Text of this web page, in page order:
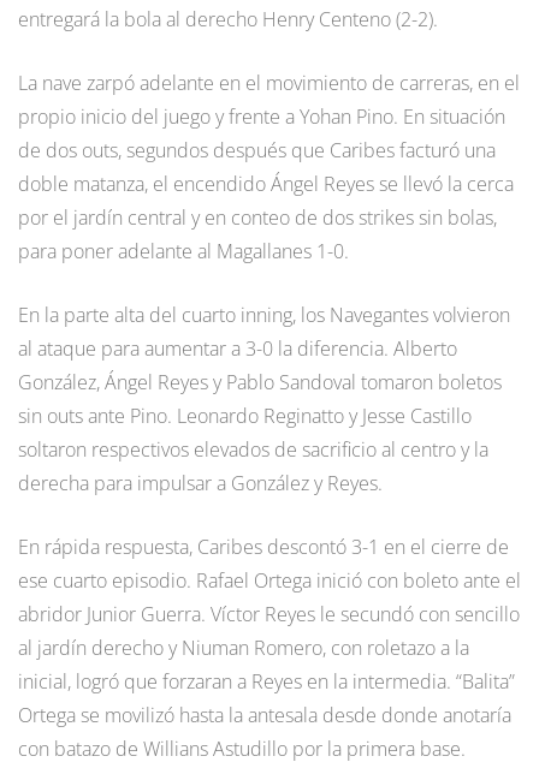
entregará la bola al derecho Henry Centeno (2-2).
La nave zarpó adelante en el movimiento de carreras, en el
propio inicio del juego y frente a Yohan Pino. En situación
de dos outs, segundos después que Caribes facturó una
doble matanza, el encendido Ángel Reyes se llevó la cerca
por el jardín central y en conteo de dos strikes sin bolas,
para poner adelante al Magallanes 1-0.
En la parte alta del cuarto inning, los Navegantes volvieron
al ataque para aumentar a 3-0 la diferencia. Alberto
González, Ángel Reyes y Pablo Sandoval tomaron boletos
sin outs ante Pino. Leonardo Reginatto y Jesse Castillo
soltaron respectivos elevados de sacrificio al centro y la
derecha para impulsar a González y Reyes.
En rápida respuesta, Caribes descontó 3-1 en el cierre de
ese cuarto episodio. Rafael Ortega inició con boleto ante el
abridor Junior Guerra. Víctor Reyes le secundó con sencillo
al jardín derecho y Niuman Romero, con roletazo a la
inicial, logró que forzaran a Reyes en la intermedia. “Balita”
Ortega se movilizó hasta la antesala desde donde anotaría
con batazo de Willians Astudillo por la primera base.